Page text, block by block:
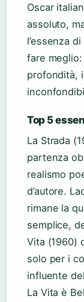
Oscar
assoluto,
l’essenza
fare meglio:
profondità,
Top 5
La Strada
partenza
realismo
d’autore.
rimane la
semplice,
Vita (1960)
solo per i
influente
La Vita è